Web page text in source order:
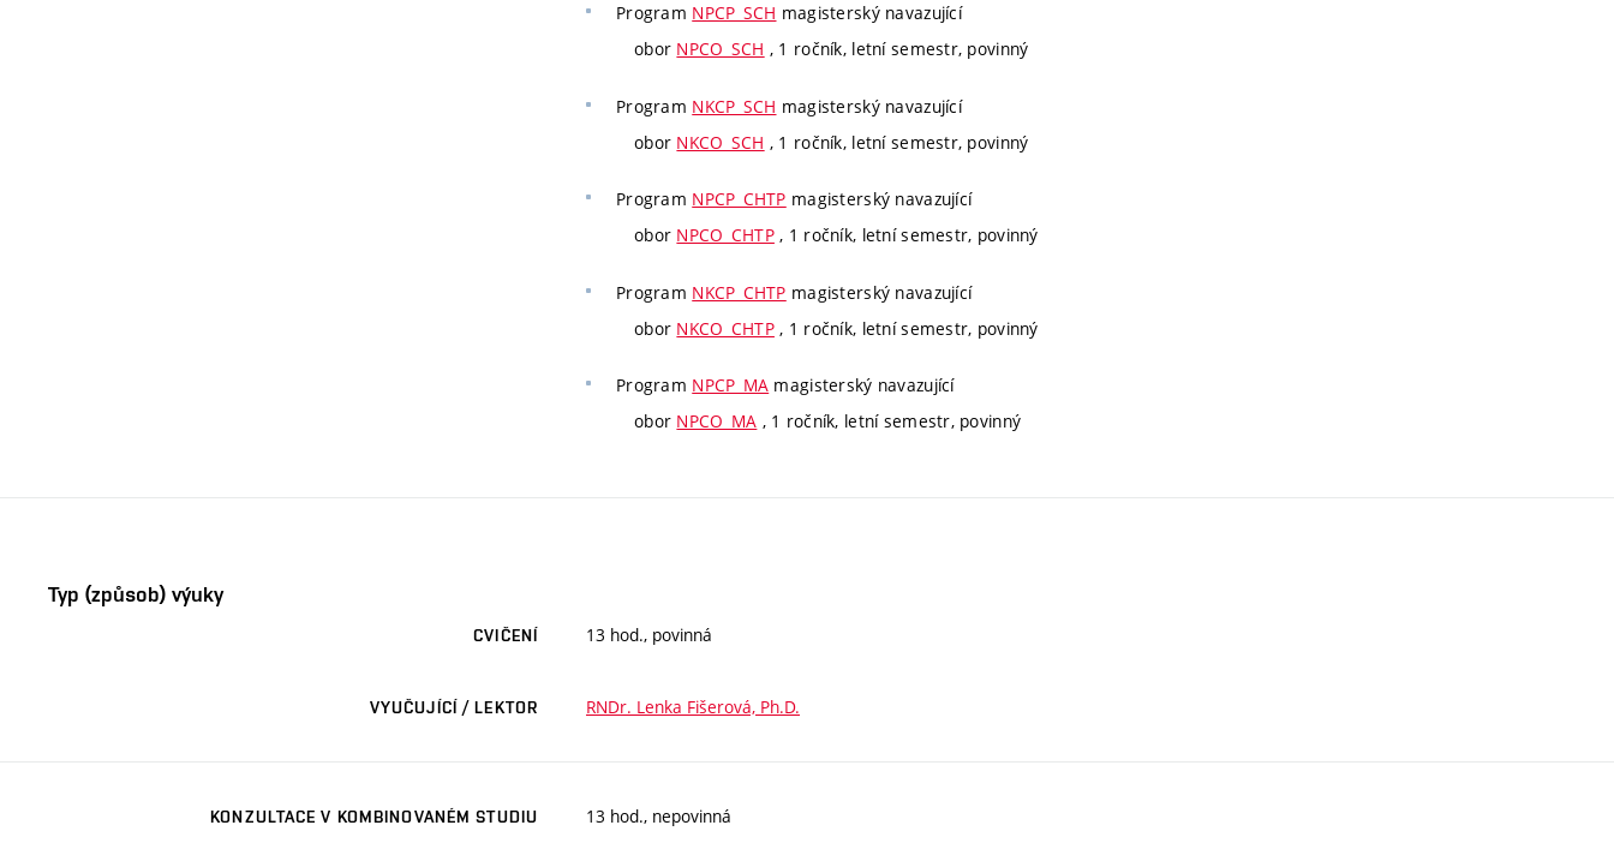
Program NPCP_SCH magisterský navazující
obor NPCO_SCH , 1 ročník, letní semestr, povinný
Program NKCP_SCH magisterský navazující
obor NKCO_SCH , 1 ročník, letní semestr, povinný
Program NPCP_CHTP magisterský navazující
obor NPCO_CHTP, 1 ročník, letní semestr, povinný
Program NKCP_CHTP magisterský navazující
obor NKCO_CHTP, 1 ročník, letní semestr, povinný
Program NPCP_MA magisterský navazující
obor NPCO_MA , 1 ročník, letní semestr, povinný
Typ (způsob) výuky
CVIČENÍ 13 hod., povinná
VYUČUJÍCÍ / LEKTOR RNDr. Lenka Fišerová, Ph.D.
KONZULTACE V KOMBINOVANÉM STUDIU 13 hod., nepovinná